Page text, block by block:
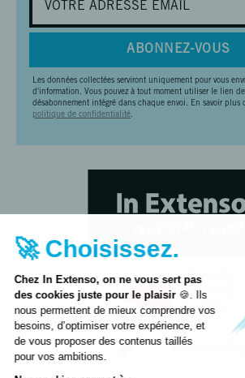
ABONNEZ-VOUS
Les données collectées serviront uniquement pour vous
d'information. Vous pouvez à tout moment utiliser le lien de
désabonnement intégré dans chaque envoi. En savoir plus
politique de confidentialité.
🚀 Choisissez.
Chez In Extenso, on ne vous sert pas
des cookies juste pour le plaisir🍪. Ils
nous permettent de mieux comprendre vos
besoins, d’optimiser votre expérience, et
de vous proposer des contenus taillés
pour vos ambitions.